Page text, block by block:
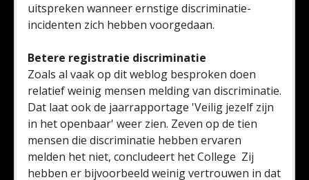
uitspreken wanneer ernstige discriminatie-
incidenten zich hebben voorgedaan.
Betere registratie discriminatie
Zoals al vaak op dit weblog besproken doen
relatief weinig mensen melding van discriminatie.
Dat laat ook de jaarrapportage 'Veilig jezelf zijn
in het openbaar' weer zien. Zeven op de tien
mensen die discriminatie hebben ervaren
melden het niet, concludeert het College Zij
hebben er bijvoorbeeld weinig vertrouwen in dat